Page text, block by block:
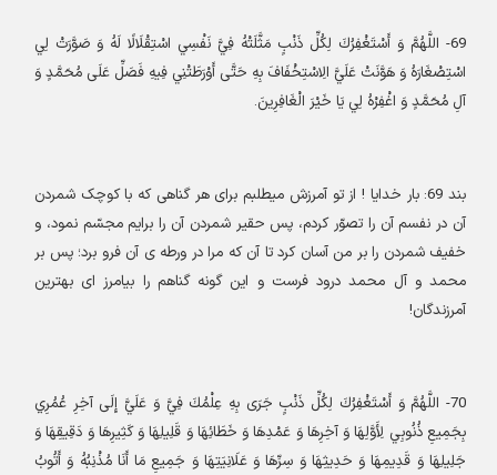
69- اللَّهُمَّ وَ أَسْتَغْفِرُكَ لِكُلِّ ذَنْبٍ مَثَّلَتْهُ فِيَّ نَفْسِي اسْتِقْلَالًا لَهُ وَ صَوَّرَتْ لِي
اسْتِصْغَارَهُ وَ هَوَّنَتْ عَلَيَّ الِاسْتِخْفَافَ بِهِ حَتَّى أَوْرَطَتْنِي فِيهِ فَصَلِّ عَلَى مُحَمَّدٍ وَ
آلِ مُحَمَّدٍ وَ اغْفِرْهُ لِي يَا خَيْرَ الْغَافِرِينَ.
بند69: بار خدایا ! از تو آمرزش میطلبم برای هر گناهی که با کوچک شمردن
آن در نفسم آن را تصوّر کردم، پس حقیر شمردن آن را برایم مجسّم نمود، و
خفیف شمردن را بر من آسان کرد تا آن که مرا در ورطه ی آن فرو برد؛ پس بر
محمد و آل محمد درود فرست و این گونه گناهم را بیامرز ای بهترین
آمرزندگان!
70- اللَّهُمَّ وَ أَسْتَغْفِرُكَ لِكُلِّ ذَنْبٍ جَرَى بِهِ عِلْمُكَ فِيَّ وَ عَلَيَّ إِلَى آخِرِ عُمُرِي
بِجَمِيعِ ذُنُوبِي لِأَوَّلِهَا وَ آخِرِهَا وَ عَمْدِهَا وَ خَطَائِهَا وَ قَلِيلِهَا وَ كَثِيرِهَا وَ دَقِيقِهَا وَ
جَلِيلِهَا وَ قَدِيمِهَا وَ حَدِيثِهَا وَ سِرِّهَا وَ عَلَانِيَتِهَا وَ جَمِيعِ مَا أَنَا مُذْنِبُهُ وَ أَتُوبُ